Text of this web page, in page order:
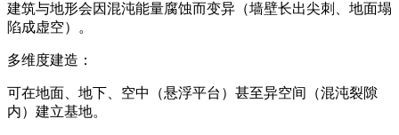
建筑与地形会因混沌能量腐蚀而变异（墙壁长出尖刺、地面塌
陷成虚空）。
​​多维度建造​​：
可在地面、地下、空中（悬浮平台）甚至异空间（混沌裂隙
内）建立基地。